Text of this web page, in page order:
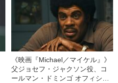
《映画『Michael／マイケル』》
父ジョセフ・ジャクソン役、コ
ールマン・ドミンゴ オフィシャ